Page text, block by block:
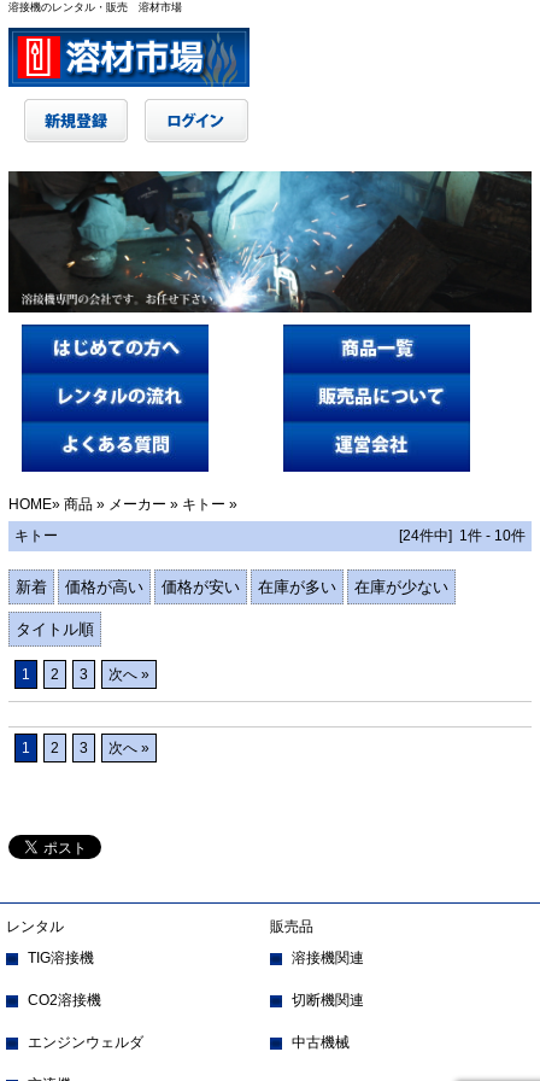
溶接機のレンタル・販売 溶材市場
HOME» 商品» メーカー » キトー »
キトー
[24件中] 1件 - 10件
新着 価格が高い 価格が安い 在庫が多い 在庫が少ない
タイトル順
1 2 3 次へ »
1 2 3 次へ »
レンタル
TIG溶接機
CO2溶接機
エンジンウェルダ
販売品
溶接機関連
切断機関連
中古機械